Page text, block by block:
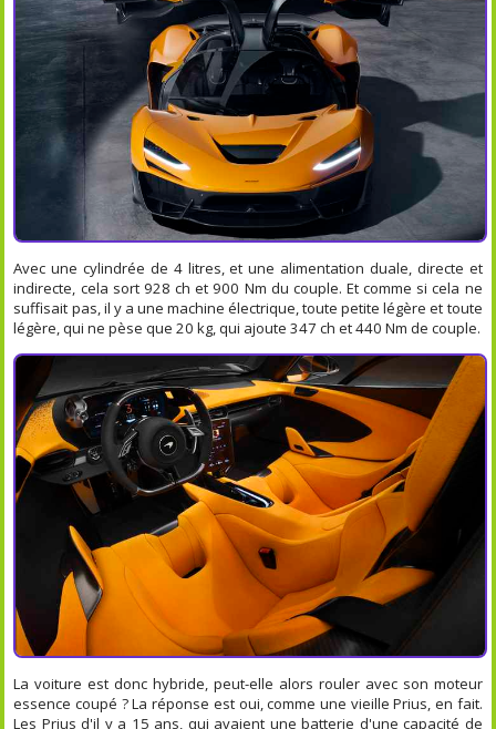
Avec une cylindrée de 4 litres, et une alimentation duale, directe et
indirecte, cela sort 928 ch et 900 Nm du couple. Et comme si cela ne
suffisait pas, il y a une machine électrique, toute petite légère et toute
légère, qui ne pèse que 20 kg, qui ajoute 347 ch et 440 Nm de couple.
La voiture est donc hybride, peut-elle alors rouler avec son moteur
essence coupé ? La réponse est oui, comme une vieille Prius, en fait.
Les Prius d'il y a 15 ans, qui avaient une batterie d'une capacité de